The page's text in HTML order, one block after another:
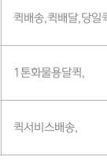
퀵배송,퀵배달,당일
1톤화물용달퀵,
퀵서비스배송,